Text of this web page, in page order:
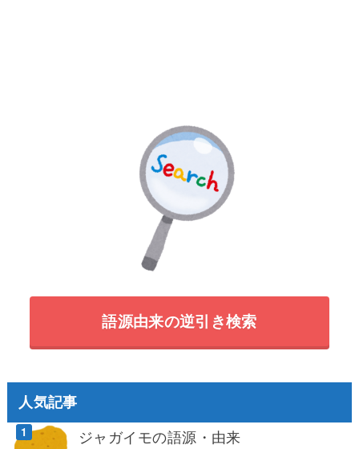
語源由来の逆引き検索
人気記事
ジャガイモの語源・由来